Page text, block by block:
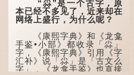
三个口为「品」，这个
字用法最为普遍。始见于商
代甲骨文，古字形从三口，
表示众多...
“尛”是一个古字，原
本已经不多见了，近来却在
网络上盛行，为什么呢？
《康熙字典》和《龙龛
手鉴•小部》都收录「尛」
字，《康熙字典》引用《字
汇补》说「尛」是「古文么
字」，《龙龛手鉴》也直接